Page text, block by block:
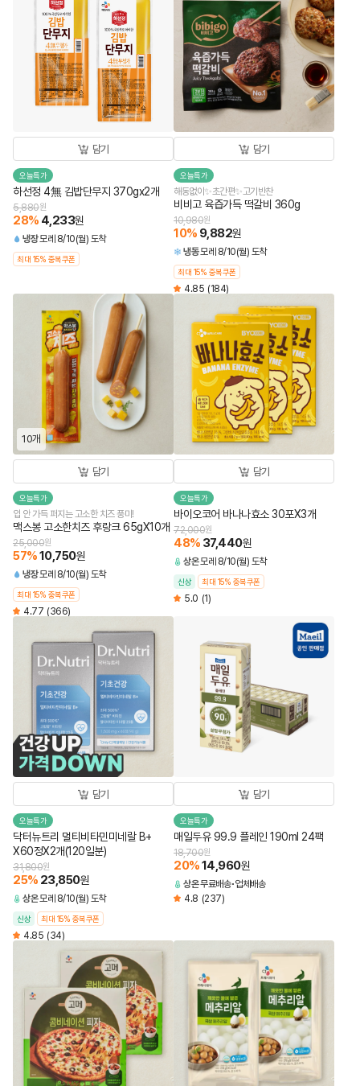
담기
오늘특가
하선정 4無 김밥단무지 370gx2개
5,880원
28% 4,233원
냉장모레 8/10(월) 도착
최대 15% 중복쿠폰
담기
오늘특가
해동없이✨초간편✨고기반찬
비비고 육즙가득 떡갈비 360g
10,980원
10% 9,882원
냉동모레 8/10(월) 도착
최대 15% 중복쿠폰
4.85 (184)
10개
담기
오늘특가
입 안 가득 퍼지는 고소한 치즈 풍미!
맥스봉 고소한치즈 후랑크 65gX10개
25,000원
57%10,750원
냉장모레 8/10(월) 도착
최대 15% 중복쿠폰
4.77 (366)
담기
오늘특가
바이오코어 바나나효소 30포X3개
72,000원
48% 37,440원
상온모레 8/10(월) 도착
신상 최대 15% 중복쿠폰
5.0 (1)
담기
오늘특가
닥터뉴트리 멀티비타민미네랄 B+
X60정X2개(120일분)
31,800원
25% 23,850원
상온모레 8/10(월) 도착
신상 최대 15% 중복쿠폰
4.85 (34)
담기
오늘특가
매일두유 99.9 플레인 190ml 24팩
18,700원
20%14,960원
상온무료배송 업체배송
4.8 (237)